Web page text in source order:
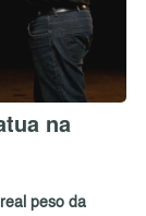
na
peso da